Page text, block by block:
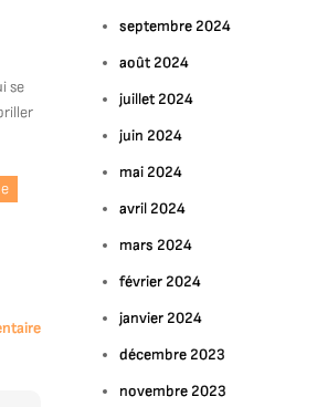
se
sur
septembre 2024
août 2024
juillet 2024
juin 2024
mai 2024
avril 2024
mars 2024
février 2024
janvier 2024
décembre 2023
novembre 2023